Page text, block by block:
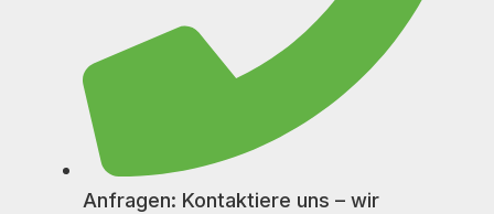
Anfragen: Kontaktiere uns – wir